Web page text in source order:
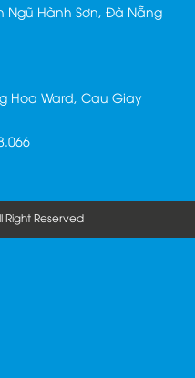
Ngũ Hành Sơn, Đà Nẵng
Hoa Ward, Cau Giay
Reserved